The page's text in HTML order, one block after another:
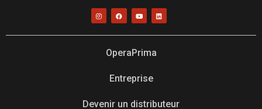
OperaPrima
Entreprise
Devenir un distributeur